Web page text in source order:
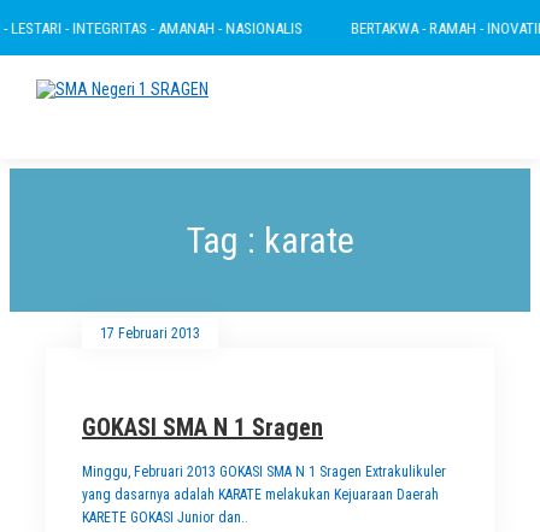
- INTEGRITAS - AMANAH - NASIONALIS BERTAKWA - RAMAH -
Tag : karate
17 Februari 2013
GOKASI SMA N 1 Sragen
Minggu, Februari 2013 GOKASI SMA N 1 Sragen Extrakulikuler
yang dasarnya adalah KARATE melakukan Kejuaraan Daerah
KARETE GOKASI Junior dan..